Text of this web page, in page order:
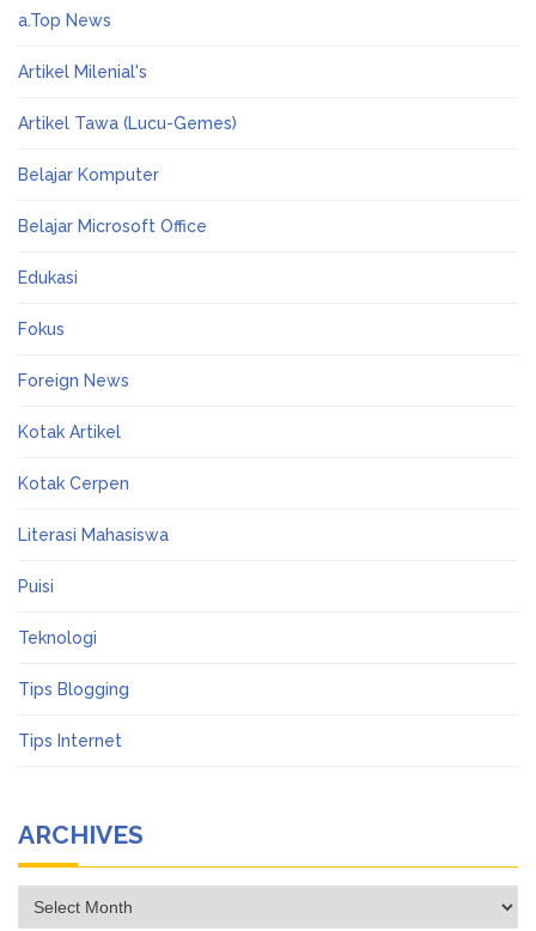
a.Top News
Artikel Milenial's
Artikel Tawa (Lucu-Gemes)
Belajar Komputer
Belajar Microsoft Office
Edukasi
Fokus
Foreign News
Kotak Artikel
Kotak Cerpen
Literasi Mahasiswa
Puisi
Teknologi
Tips Blogging
Tips Internet
ARCHIVES
Archives